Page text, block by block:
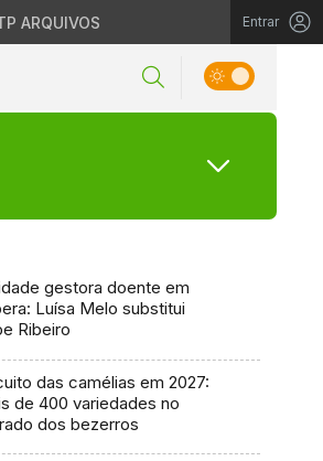
ARQUIVOS Entrar
gestora doente em
Luísa Melo substitui
Ribeiro
das camélias em 2027:
de 400 variedades no
dos bezerros